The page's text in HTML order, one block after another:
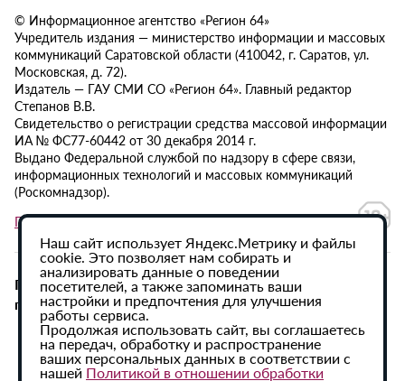
© Информационное агентство «Регион 64»
Учредитель издания — министерство информации и массовых
коммуникаций Саратовской области (410042, г. Саратов, ул.
Московская, д. 72).
Издатель — ГАУ СМИ СО «Регион 64». Главный редактор
Степанов В.В.
Свидетельство о регистрации средства массовой информации
ИА № ФС77-60442 от 30 декабря 2014 г.
Выдано Федеральной службой по надзору в сфере связи,
информационных технологий и массовых коммуникаций
(Роскомнадзор).
Политика в отношении обработки персональных данных
При использовании материалов сайта активная
гиперссылка на ИА «Регион 64» обязательна.
Наш сайт использует Яндекс.Метрику и файлы
cookie. Это позволяет нам собирать и
анализировать данные о поведении
посетителей, а также запоминать ваши
настройки и предпочтения для улучшения
работы сервиса.
Продолжая использовать сайт, вы соглашаетесь
на передач, обработку и распространение
ваших персональных данных в соответствии с
нашей Политикой в отношении обработки